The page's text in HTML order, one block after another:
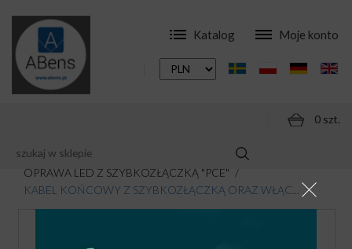
Katalog Moje konto
0 szt.
SKLEP
ZESTAWY OŚWIETLENIOWE
OPRAWA LED Z SZYBKOZŁĄCZKĄ "PCE"
KABEL KOŃCOWY Z SZYBKOZŁĄCZKĄ ORAZ WŁĄC...